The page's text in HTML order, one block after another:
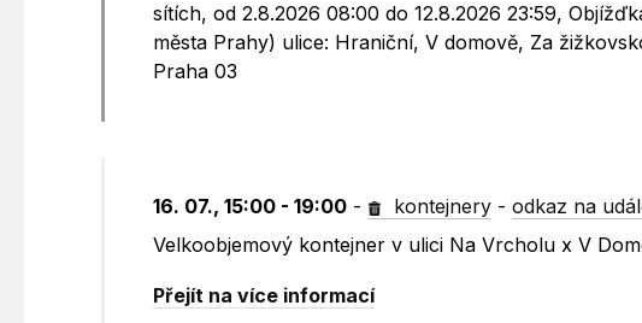
sítích, od 2.8.2026 08:00 do 12.8.2026 23:59,
města Prahy) ulice: Hraniční, V domově, Za
Praha 03
16. 07., 15:00 - 19:00 - kontejnery -odkaz na
Velkoobjemový kontejner v ulici Na Vrcholu x V
Přejít na více informací